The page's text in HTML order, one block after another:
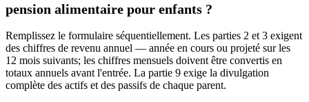
pension alimentaire pour enfants ?
Remplissez le formulaire séquentiellement. Les parties 2 et 3 exigent
des chiffres de revenu annuel — année en cours ou projeté sur les
12 mois suivants; les chiffres mensuels doivent être convertis en
totaux annuels avant l'entrée. La partie 9 exige la divulgation
complète des actifs et des passifs de chaque parent.